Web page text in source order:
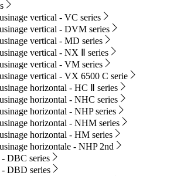
vertical - VC series
vertical - DVM series
vertical - MD series
vertical - NX Ⅱ series
vertical - VM series
vertical - VX 6500 C serie
horizontal - HC Ⅱ series
horizontal - NHC series
horizontal - NHP series
horizontal - NHM series
horizontal - HM series
horizontale - NHP 2nd
- DBC series
- DBD series